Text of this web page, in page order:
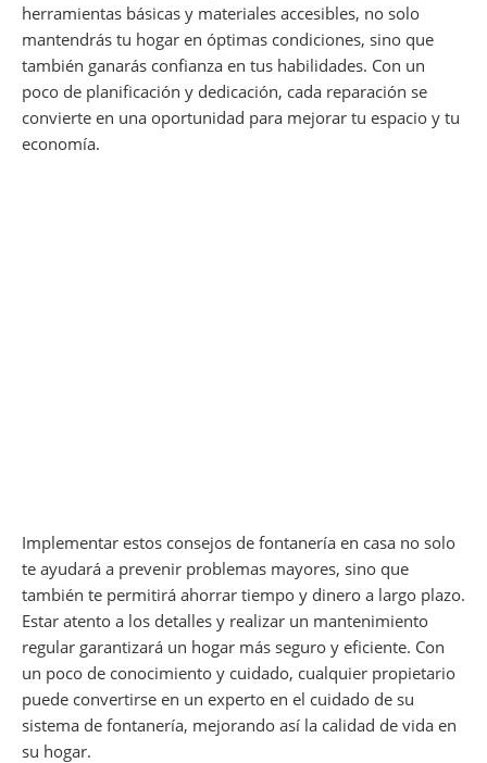
herramientas básicas y materiales accesibles, no solo
mantendrás tu hogar en óptimas condiciones, sino que
también ganarás confianza en tus habilidades. Con un
poco de planificación y dedicación, cada reparación se
convierte en una oportunidad para mejorar tu espacio y tu
economía.
Implementar estos consejos de fontanería en casa no solo
te ayudará a prevenir problemas mayores, sino que
también te permitirá ahorrar tiempo y dinero a largo plazo.
Estar atento a los detalles y realizar un mantenimiento
regular garantizará un hogar más seguro y eficiente. Con
un poco de conocimiento y cuidado, cualquier propietario
puede convertirse en un experto en el cuidado de su
sistema de fontanería, mejorando así la calidad de vida en
su hogar.